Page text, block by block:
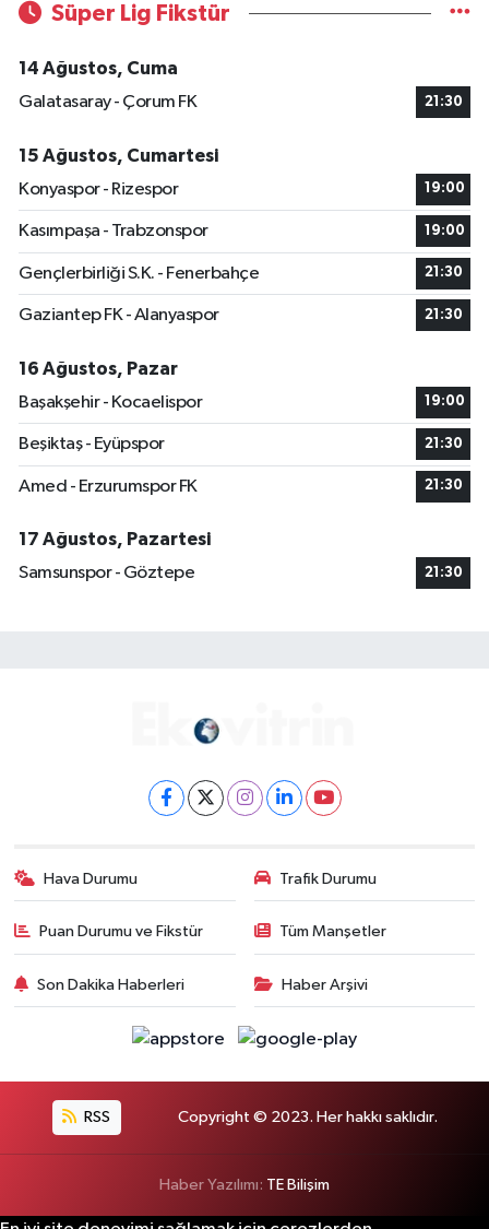
Süper Lig Fikstür
14 Ağustos, Cuma
Galatasaray - Çorum FK
21:30
15 Ağustos, Cumartesi
Konyaspor - Rizespor
19:00
Kasımpaşa - Trabzonspor 19:00
Gençlerbirliği S.K. - Fenerbahçe 21:30
Gaziantep FK - Alanyaspor 21:30
16 Ağustos, Pazar
Başakşehir - Kocaelispor
19:00
Beşiktaş - Eyüpspor 21:30
Amed - Erzurumspor FK 21:30
17 Ağustos, Pazartesi
Samsunspor - Göztepe
21:30
Hava Durumu Trafik Durumu
Puan Durumu ve Fikstür Tüm Manşetler
Son Dakika Haberleri Haber Arşivi
RSS Copyright © 2023. Her hakkı saklıdır.
Haber Yazılımı: TE Bilişim